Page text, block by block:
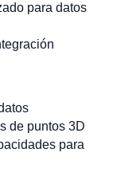
para datos
de puntos 3D
para